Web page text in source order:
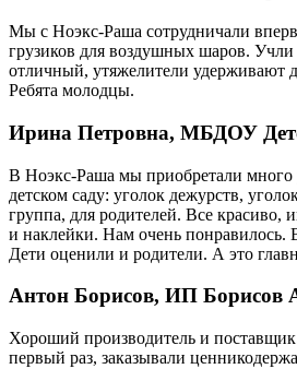
Мы с Ноэкс-Раша сотрудничали
грузиков для воздушных шаров.
отличный, утяжелители удерживают
Ребята молодцы.
Ирина Петровна, МБДОУ
В Ноэкс-Раша мы приобретали много
детском саду: уголок дежурств,
группа, для родителей. Все красиво,
и наклейки. Нам очень понравилось.
Дети оценили и родители. А это
Антон Борисов, ИП Борисов
Хороший производитель и
первый раз, заказывали